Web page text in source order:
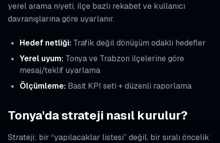
yerel arama niyeti, ilçe bazlı rekabet ve kullanıcı
davranışlarına göre uyarlanır.
Hedef netliği: Trafik değil dönüşüm odaklı hedefler
Yerel uyum: Tonya ve Trabzon ilçelerine göre
mesaj/teklif uyarlama
Ölçümleme: Basit KPI seti + düzenli raporlama
Tonya'da strateji nasıl kurulur?
Strateji; bir “yapılacaklar listesi” değil, bir sıralı öncelik